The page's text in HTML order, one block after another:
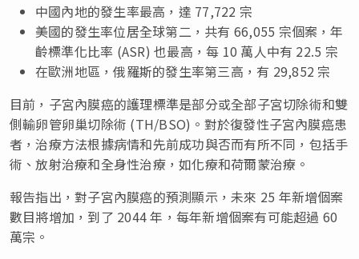
中國內地的發生率最高，達 77,722 宗
美國的發生率位居全球第二，共有 66,055 宗個案，年
齡標準化比率 (ASR) 也最高，每 10 萬人中有 22.5 宗
在歐洲地區，俄羅斯的發生率第三高，有 29,852 宗
目前，子宮內膜癌的護理標準是部分或全部子宮切除術和雙
側輸卵管卵巢切除術 (TH/BSO)。對於復發性子宮內膜癌患
者，治療方法根據病情和先前成功與否而有所不同，包括手
術、放射治療和全身性治療，如化療和荷爾蒙治療。
報告指出，對子宮內膜癌的預測顯示，未來 25 年新增個案
數目將增加，到了 2044 年，每年新增個案有可能超過 60
萬宗。